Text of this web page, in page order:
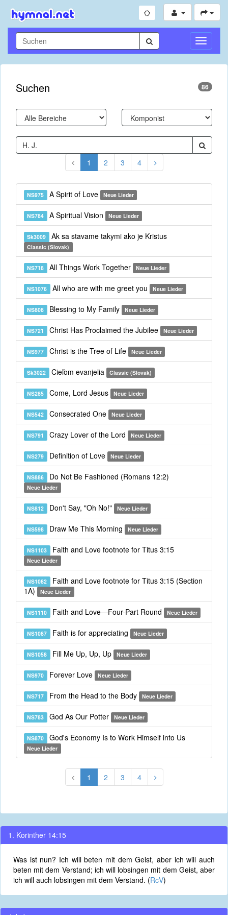
Suchen 86
1 2 3 4
NS975 A Spirit of Love Neue Lieder
NS784 A Spiritual Vision Neue Lieder
Sk3009 Ak sa stavame takymi ako je Kristus
Classic (Slovak)
NS718 All Things Work Together Neue Lieder
NS1076 All who are with me greet you Neue Lieder
NS808 Blessing to My Family Neue Lieder
NS721 Christ Has Proclaimed the Jubilee Neue Lieder
NS977 Christ is the Tree of Life Neue Lieder
Sk3022 Cieľom evanjelia Classic (Slovak)
NS285 Come, Lord Jesus Neue Lieder
NS542 Consecrated One Neue Lieder
NS791 Crazy Lover of the Lord Neue Lieder
NS279 Definition of Love Neue Lieder
NS886 Do Not Be Fashioned (Romans 12:2)
Neue Lieder
NS812 Don't Say, "Oh No!" Neue Lieder
NS598 Draw Me This Morning Neue Lieder
NS1103 Faith and Love footnote for Titus 3:15
Neue Lieder
NS1082 Faith and Love footnote for Titus 3:15 (Section
1A)
Neue Lieder
NS1110 Faith and Love—Four-Part Round Neue Lieder
NS1087 Faith is for appreciating Neue Lieder
NS1058 Fill Me Up, Up, Up Neue Lieder
NS970 Forever Love Neue Lieder
NS717 From the Head to the Body Neue Lieder
NS783 God As Our Potter Neue Lieder
NS870 God's Economy Is to Work Himself into Us
Neue Lieder
1 2 3 4
1. Korinther 14:15
Was ist nun? Ich will beten mit dem Geist, aber ich will auch
beten mit dem Verstand; ich will lobsingen mit dem Geist, aber
ich will auch lobsingen mit dem Verstand. (RcV)